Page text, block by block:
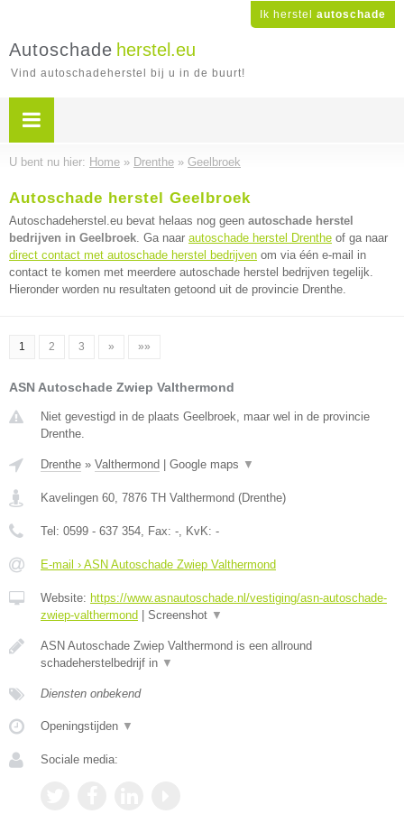
Ik herstel autoschade
Autoschade herstel.eu
Vind autoschadeherstel bij u in de buurt!
U bent nu hier: Home » Drenthe » Geelbroek
Autoschade herstel Geelbroek
Autoschadeherstel.eu bevat helaas nog geen autoschade herstel
bedrijven in Geelbroek. Ga naar autoschade herstel Drenthe of ga naar
direct contact met autoschade herstel bedrijven om via één e-mail in
contact te komen met meerdere autoschade herstel bedrijven tegelijk.
Hieronder worden nu resultaten getoond uit de provincie Drenthe.
1 2 3 » »»
ASN Autoschade Zwiep Valthermond
Niet gevestigd in de plaats Geelbroek, maar wel in de provincie
Drenthe.
Drenthe » Valthermond Google maps ▼
Kavelingen 60, 7876 TH Valthermond (Drenthe)
Tel: 0599 - 637 354, Fax: -, KvK: -
E-mail › ASN Autoschade Zwiep Valthermond
Website: https://www.asnautoschade.nl/vestiging/asn-autoschade-
zwiep-valthermond
Screenshot ▼
ASN Autoschade Zwiep Valthermond is een allround
schadeherstelbedrijf in ▼
Diensten onbekend
Openingstijden ▼
Sociale media: